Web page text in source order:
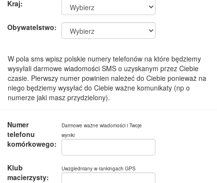
Kraj:
Obywatelstwo:
W pola sms wpisz polskie numery telefonów na które będziemy
wysyłali darmowe wiadomości SMS o uzyskanym przez Ciebie
czasie. Pierwszy numer powinien należeć do Ciebie ponieważ na
niego będziemy wysyłać do Ciebie ważne komunikaty (np o
numerze jaki masz przydzielony).
Numer
telefonu
komórkowego:
Darmowe ważne wiadomości i Twoje
wyniki
Klub
macierzysty:
Uwzgledniany w rankingach GPS